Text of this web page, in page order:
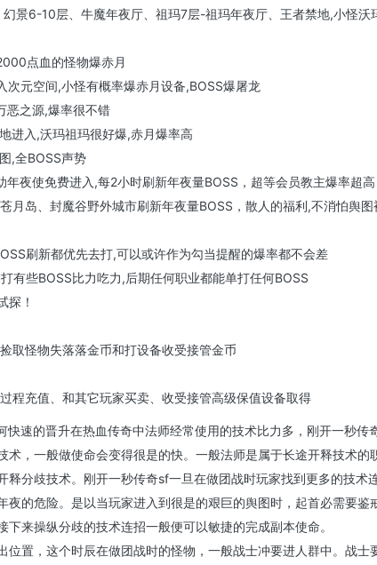
景6-10层、牛魔年夜厅、祖玛7层-祖玛年夜厅、王者禁地,小怪沃
点血的怪物爆赤月
元空间,小怪有概率爆赤月设备,BOSS爆屠龙
恶之源,爆率很不错
进入,沃玛祖玛很好爆,赤月爆率高
,全BOSS声势
夜使免费进入,每2小时刷新年夜量BOSS，超等会员教主爆率超高
月岛、封魔谷野外城市刷新年夜量BOSS，散人的福利,不消怕舆图
刷新都优先去打,可以或许作为勾当提醒的爆率都不会差
有些BOSS比力吃力,后期任何职业都能单打任何BOSS
探！
取怪物失落落金币和打设备收受接管金币
程充值、和其它玩家买卖、收受接管高级保值设备取得
快速的晋升在热血传奇中法师经常使用的技术比力多，刚开一秒传
术，一般做使命会变得很是的快。一般法师是属于长途开释技术的
释分歧技术。刚开一秒传奇sf一旦在做团战时玩家找到更多的技术
的危险。是以当玩家进入到很是的艰巨的舆图时，起首必需要鉴
来操纵分歧的技术连招一般便可以敏捷的完成副本使命。
位置，这个时辰在做团战时的怪物，一般战士冲要进人群中。战士